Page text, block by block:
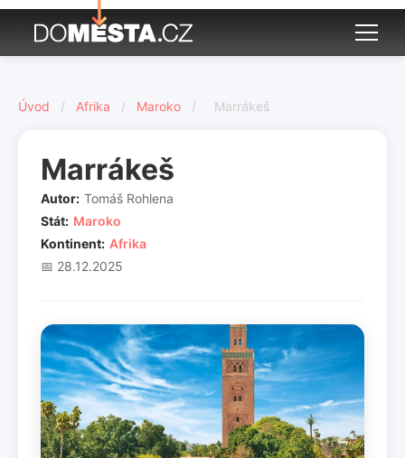
Úvod / Afrika / Maroko / Marrákeš
Marrákeš
Autor: Tomáš Rohlena
Stát: Maroko
Kontinent: Afrika
📅 28.12.2025